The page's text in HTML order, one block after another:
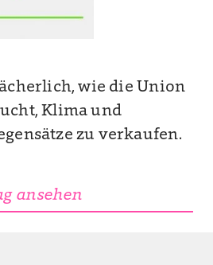
wie die Union
Klima und
zu verkaufen.
ansehen